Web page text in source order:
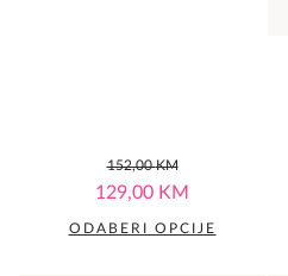
page
0,0
rating
152,00KM
129,00 KM
ODABERI OPCIJE